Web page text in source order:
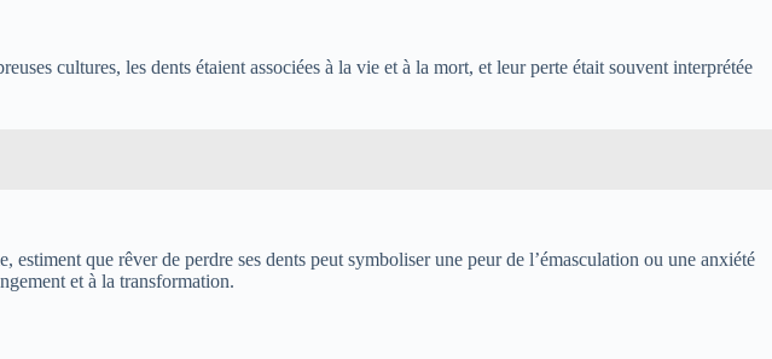
cultures, les dents étaient associées à la vie et à la mort, et leur perte était souvent interprétée
que rêver de perdre ses dents peut symboliser une peur de l’émasculation ou une anxiété
et à la transformation.